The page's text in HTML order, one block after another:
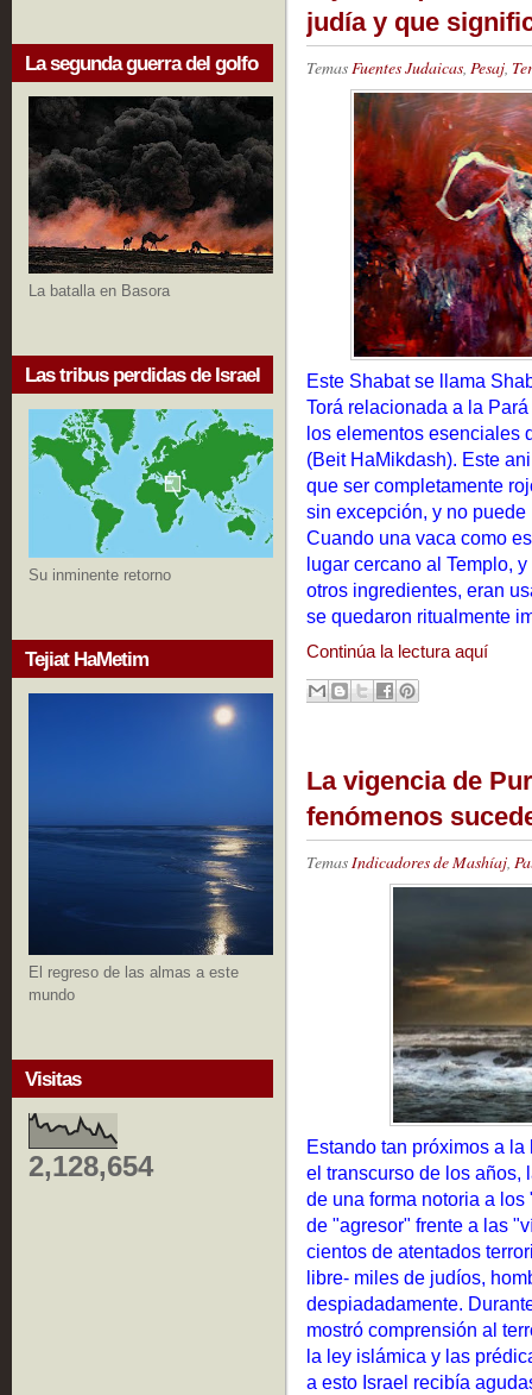
La segunda guerra del golfo
La batalla en Basora
Las tribus perdidas de Israel
Su inminente retorno
Tejiat HaMetim
El regreso de las almas a este
mundo
Visitas
2,128,654
judía y que
Temas Fuentes Judaicas Pesaj
Este Shabat se llama
Torá relacionada a la
los elementos esenciales
(Beit HaMikdash). Este
que ser completamente
sin excepción, y no
Cuando una vaca como
lugar cercano al Templo,
otros ingredientes, eran
se quedaron ritualmente
Continúa la lectura aquí
La vigencia de
fenómenos
TemasIndicadores de Mashíaj,
Estando tan próximos a
el transcurso de los años,
de una forma notoria a
de "agresor" frente a las
cientos de atentados
libre- miles de judíos,
despiadadamente.
mostró comprensión al
la ley islámica y las
a esto Israel recibía